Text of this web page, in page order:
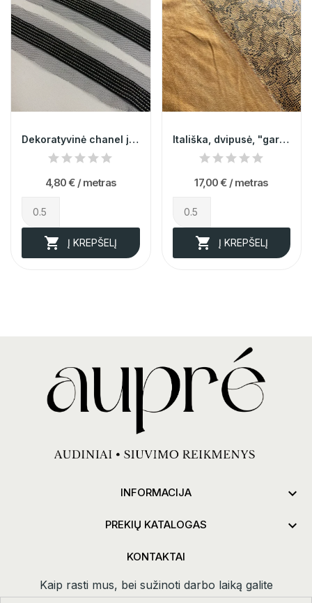
Dekoratyvinė chanel juostelė 007559
4,80 € / metras
 Į KREPŠELĮ
Itališka, dvipusė, "garstyčių" spalvos eko oda
17,00 € / metras
 Į KREPŠELĮ
INFORMACIJA 
PREKIŲ KATALOGAS 
KONTAKTAI
Kaip rasti mus, bei sužinoti darbo laiką galite